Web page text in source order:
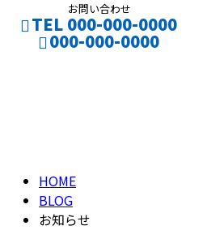
お問い合わせ
TEL 000-000-0000
000-000-0000
HOME
BLOG
お知らせ